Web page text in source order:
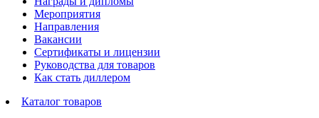
Мероприятия
Направления
Вакансии
Сертификаты и лицензии
Руководства для товаров
Как стать диллером
Каталог товаров